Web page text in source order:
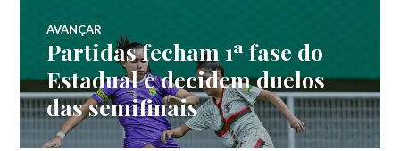
AVANÇAR
Partidas fecham 1ª fase do
Estadual e decidem duelos
das semifinais